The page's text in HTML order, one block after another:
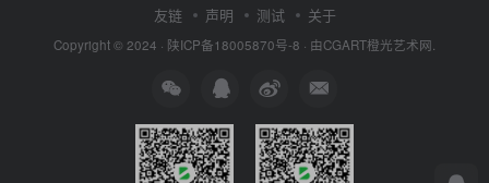
友链 声明 测试 关于
Copyright © 2024 · 陕ICP备18005870号-8 · 由CGART橙光艺术网.